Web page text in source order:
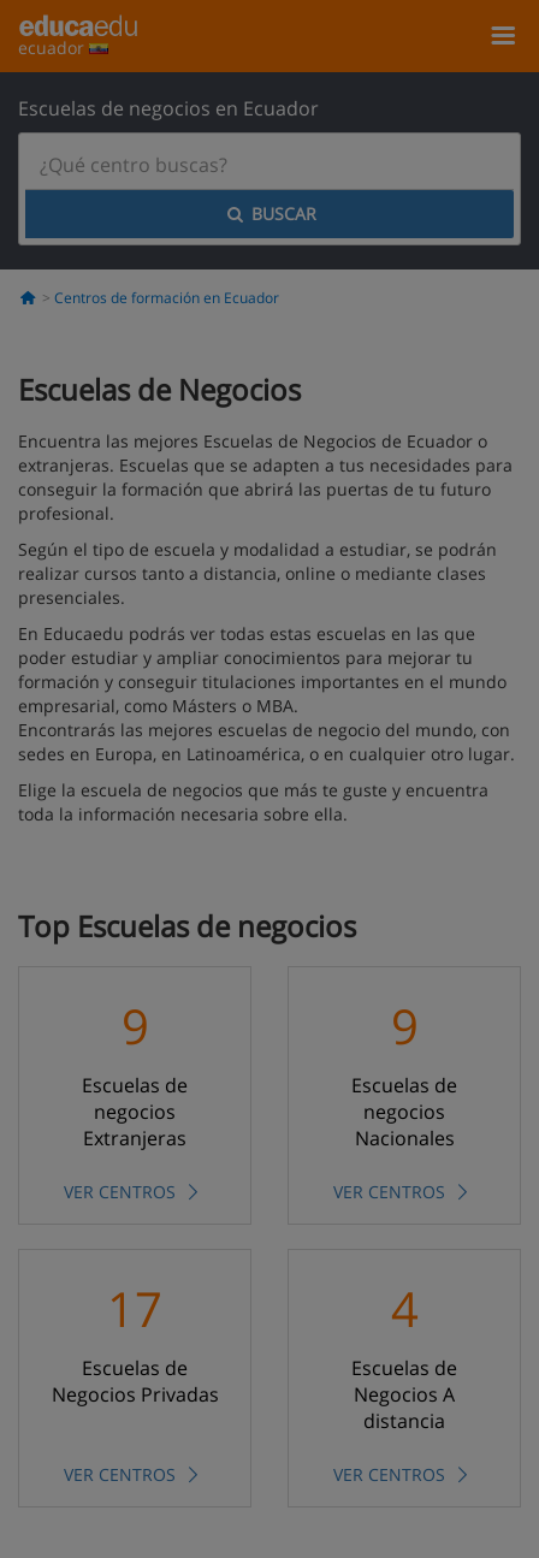
ecuador
Escuelas de negocios en Ecuador
BUSCAR
Centros de formación en Ecuador
Escuelas de Negocios
Encuentra las mejores Escuelas de Negocios de Ecuador o
extranjeras. Escuelas que se adapten a tus necesidades para
conseguir la formación que abrirá las puertas de tu futuro
profesional.
Según el tipo de escuela y modalidad a estudiar, se podrán
realizar cursos tanto a distancia, online o mediante clases
presenciales.
En Educaedu podrás ver todas estas escuelas en las que
poder estudiar y ampliar conocimientos para mejorar tu
formación y conseguir titulaciones importantes en el mundo
empresarial, como Másters o MBA.
Encontrarás las mejores escuelas de negocio del mundo, con
sedes en Europa, en Latinoamérica, o en cualquier otro lugar.
Elige la escuela de negocios que más te guste y encuentra
toda la información necesaria sobre ella.
Top Escuelas de negocios
9
Escuelas de
negocios
Extranjeras
VER CENTROS
9
Escuelas de
negocios
Nacionales
VER CENTROS
17
Escuelas de
Negocios Privadas
VER CENTROS
4
Escuelas de
Negocios A
distancia
VER CENTROS